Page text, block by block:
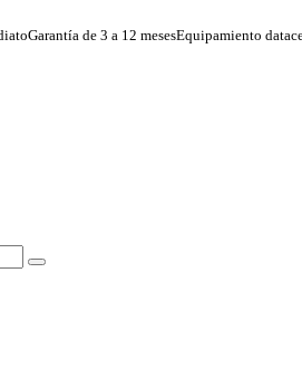
Garantía de 3 a 12 mesesEquipamiento